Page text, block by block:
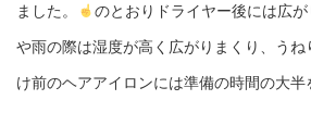
ました。 のとおりドライヤー後には広
や雨の際は湿度が高く広がりまくり、うね
け前のヘアアイロンには準備の時間の大半